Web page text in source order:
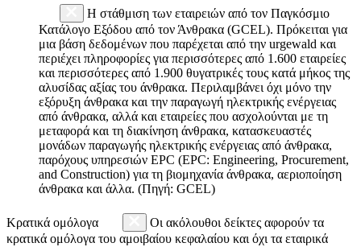
Η στάθμιση των εταιρειών από τον Παγκόσμιο
Κατάλογο Εξόδου από τον Άνθρακα (GCEL). Πρόκειται για
μια βάση δεδομένων που παρέχεται από την urgewald και
περιέχει πληροφορίες για περισσότερες από 1.600 εταιρείες
και περισσότερες από 1.900 θυγατρικές τους κατά μήκος της
αλυσίδας αξίας του άνθρακα. Περιλαμβάνει όχι μόνο την
εξόρυξη άνθρακα και την παραγωγή ηλεκτρικής ενέργειας
από άνθρακα, αλλά και εταιρείες που ασχολούνται με τη
μεταφορά και τη διακίνηση άνθρακα, κατασκευαστές
μονάδων παραγωγής ηλεκτρικής ενέργειας από άνθρακα,
παρόχους υπηρεσιών EPC (EPC: Engineering, Procurement,
and Construction) για τη βιομηχανία άνθρακα, αεριοποίηση
άνθρακα και άλλα. (Πηγή: GCEL)
Κρατικά ομόλογα
Οι ακόλουθοι δείκτες αφορούν τα
κρατικά ομόλογα του αμοιβαίου κεφαλαίου και όχι τα εταιρικά